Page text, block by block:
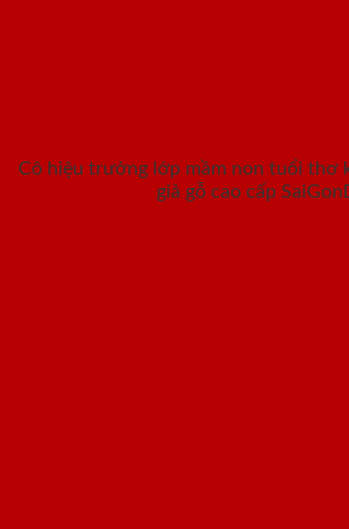
Cô hiệu trưởng lớp mầm non tuổi thơ
giả gỗ cao cấp